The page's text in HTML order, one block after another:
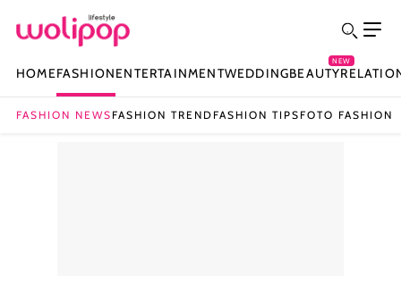
HOMEFASHIONENTERTAINMENTWEDDINGBEAUTY
NEW
FASHION NEWS FASHION TREND FASHION TIPS FOTO FASHION